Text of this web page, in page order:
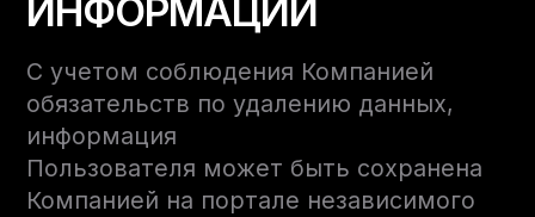
ИНФОРМАЦИИ
С учетом соблюдения Компанией
обязательств по удалению данных,
информация
Пользователя может быть сохранена
Компанией на портале независимого